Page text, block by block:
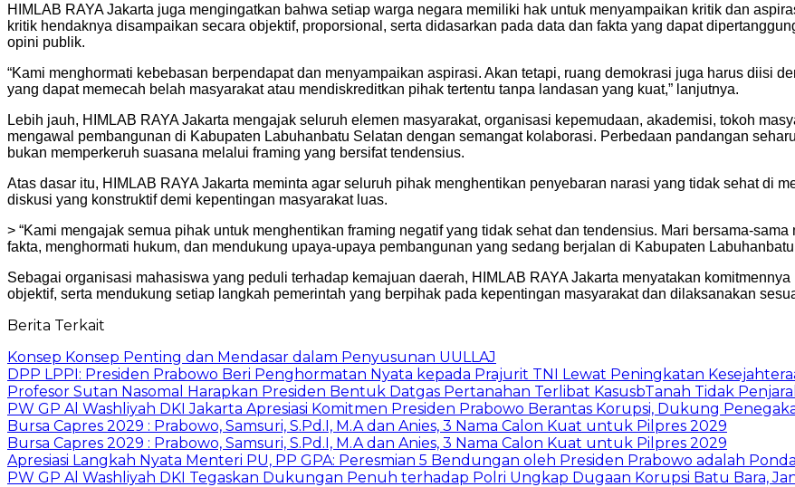
HIMLAB RAYA Jakarta juga mengingatkan bahwa setiap warga negara memiliki hak untuk menyampaikan kritik dan
kritik hendaknya disampaikan secara objektif, proporsional, serta didasarkan pada data dan fakta yang dapat
opini publik.
“Kami menghormati kebebasan berpendapat dan menyampaikan aspirasi. Akan tetapi, ruang demokrasi juga harus diisi
yang dapat memecah belah masyarakat atau mendiskreditkan pihak tertentu tanpa landasan yang kuat,” lanjutnya.
Lebih jauh, HIMLAB RAYA Jakarta mengajak seluruh elemen masyarakat, organisasi kepemudaan, akademisi, tokoh
mengawal pembangunan di Kabupaten Labuhanbatu Selatan dengan semangat kolaborasi. Perbedaan pandangan
bukan memperkeruh suasana melalui framing yang bersifat tendensius.
Atas dasar itu, HIMLAB RAYA Jakarta meminta agar seluruh pihak menghentikan penyebaran narasi yang tidak sehat di
diskusi yang konstruktif demi kepentingan masyarakat luas.
> “Kami mengajak semua pihak untuk menghentikan framing negatif yang tidak sehat dan tendensius. Mari bersama-
fakta, menghormati hukum, dan mendukung upaya-upaya pembangunan yang sedang berjalan di Kabupaten
Sebagai organisasi mahasiswa yang peduli terhadap kemajuan daerah, HIMLAB RAYA Jakarta menyatakan
objektif, serta mendukung setiap langkah pemerintah yang berpihak pada kepentingan masyarakat dan dilaksanakan
Berita Terkait
Konsep Konsep Penting dan Mendasar dalam Penyusunan UULLAJ
DPP LPPI: Presiden Prabowo Beri Penghormatan Nyata kepada Prajurit TNI Lewat Peningkatan
Profesor Sutan Nasomal Harapkan Presiden Bentuk Datgas Pertanahan Terlibat KasusbTanah Tidak
PW GP Al Washliyah DKI Jakarta Apresiasi Komitmen Presiden Prabowo Berantas Korupsi, Dukung
Bursa Capres 2029 : Prabowo, Samsuri, S.Pd.I, M.A dan Anies, 3 Nama Calon Kuat untuk Pilpres 2029
Bursa Capres 2029 : Prabowo, Samsuri, S.Pd.I, M.A dan Anies, 3 Nama Calon Kuat untuk Pilpres 2029
Apresiasi Langkah Nyata Menteri PU, PP GPA: Peresmian 5 Bendungan oleh Presiden Prabowo adalah
PW GP Al Washliyah DKI Tegaskan Dukungan Penuh terhadap Polri Ungkap Dugaan Korupsi Batu Bara,